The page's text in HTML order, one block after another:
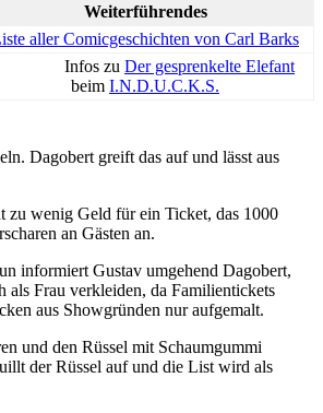
Weiterführendes
aller Comicgeschichten von Carl Barks
Infos zu Der gesprenkelte Elefant
beim I.N.D.U.C.K.S.
Dagobert greift das auf und lässt aus
zu wenig Geld für ein Ticket, das 1000
an Gästen an.
informiert Gustav umgehend Dagobert,
als Frau verkleiden, da Familientickets
aus Showgründen nur aufgemalt.
und den Rüssel mit Schaumgummi
der Rüssel auf und die List wird als